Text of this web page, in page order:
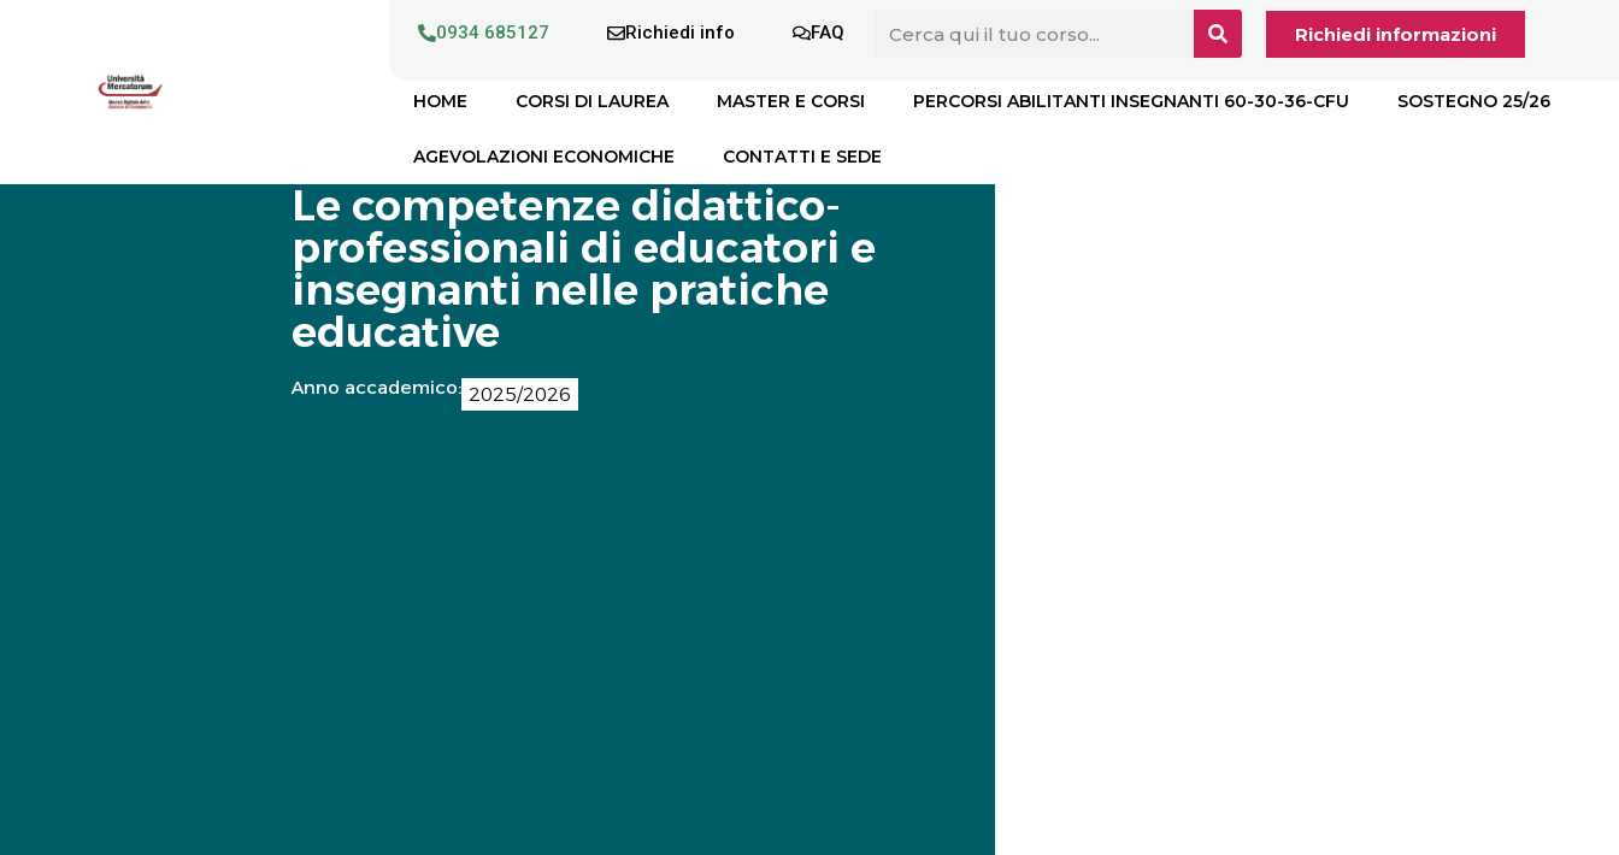
0934 685127 Richiedi info FAQ Richiedi informazioni
HOME CORSI DI LAUREA MASTER E CORSI PERCORSI ABILITANTI INSEGNANTI 60-30-36-CFU SOSTEGNO 25/26
AGEVOLAZIONI ECONOMICHE CONTATTI E SEDE
Le competenze didattico-
professionali di educatori e
insegnanti nelle pratiche
educative
Anno accademico: 2025/2026